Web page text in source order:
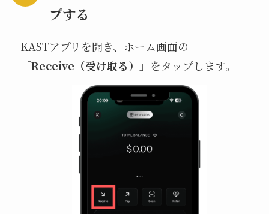
プする
KASTアプリを開き、ホーム画面の
「Receive（受け取る） 」をタップします。